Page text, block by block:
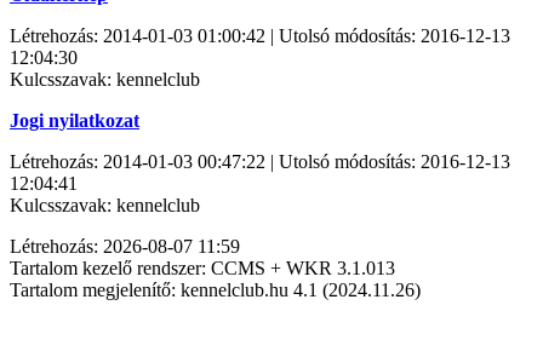
Létrehozás: 2014-01-03 01:00:42 | Utolsó módosítás: 2016-12-13
12:04:30
Kulcsszavak: kennelclub
Jogi nyilatkozat
Létrehozás: 2014-01-03 00:47:22 | Utolsó módosítás: 2016-12-13
12:04:41
Kulcsszavak: kennelclub
Létrehozás: 2026-08-07 11:59
Tartalom kezelő rendszer: CCMS + WKR 3.1.013
Tartalom megjelenítő: kennelclub.hu 4.1 (2024.11.26)